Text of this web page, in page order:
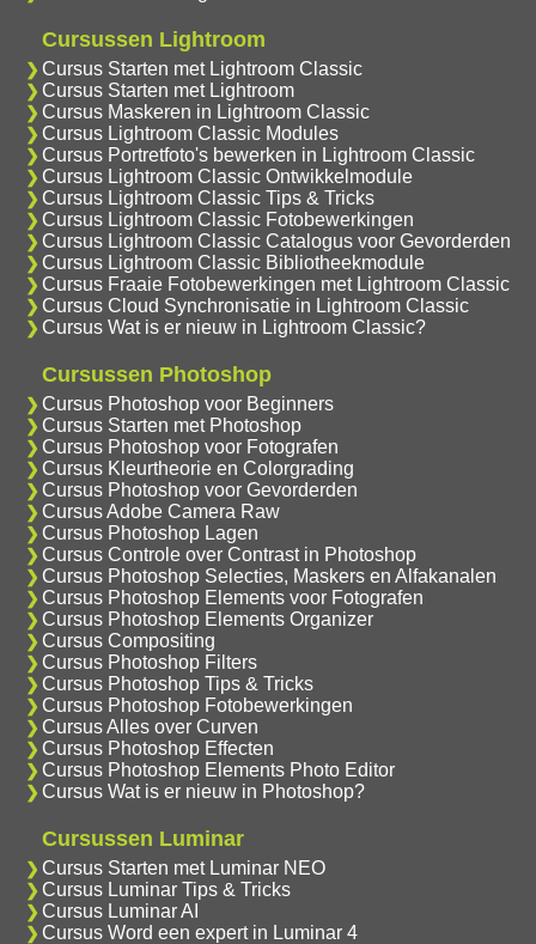
Cursussen Lightroom
Cursus Starten met Lightroom Classic
Cursus Starten met Lightroom
Cursus Maskeren in Lightroom Classic
Cursus Lightroom Classic Modules
Cursus Portretfoto's bewerken in Lightroom Classic
Cursus Lightroom Classic Ontwikkelmodule
Cursus Lightroom Classic Tips & Tricks
Cursus Lightroom Classic Fotobewerkingen
Cursus Lightroom Classic Catalogus voor Gevorderden
Cursus Lightroom Classic Bibliotheekmodule
Cursus Fraaie Fotobewerkingen met Lightroom Classic
Cursus Cloud Synchronisatie in Lightroom Classic
Cursus Wat is er nieuw in Lightroom Classic?
Cursussen Photoshop
Cursus Photoshop voor Beginners
Cursus Starten met Photoshop
Cursus Photoshop voor Fotografen
Cursus Kleurtheorie en Colorgrading
Cursus Photoshop voor Gevorderden
Cursus Adobe Camera Raw
Cursus Photoshop Lagen
Cursus Controle over Contrast in Photoshop
Cursus Photoshop Selecties, Maskers en Alfakanalen
Cursus Photoshop Elements voor Fotografen
Cursus Photoshop Elements Organizer
Cursus Compositing
Cursus Photoshop Filters
Cursus Photoshop Tips & Tricks
Cursus Photoshop Fotobewerkingen
Cursus Alles over Curven
Cursus Photoshop Effecten
Cursus Photoshop Elements Photo Editor
Cursus Wat is er nieuw in Photoshop?
Cursussen Luminar
Cursus Starten met Luminar NEO
Cursus Luminar Tips & Tricks
Cursus Luminar AI
Cursus Word een expert in Luminar 4